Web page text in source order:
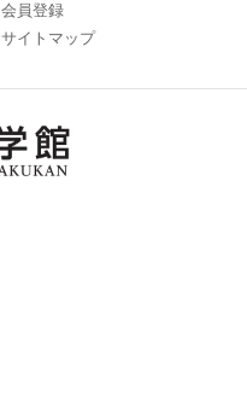
会員登録
サイトマップ